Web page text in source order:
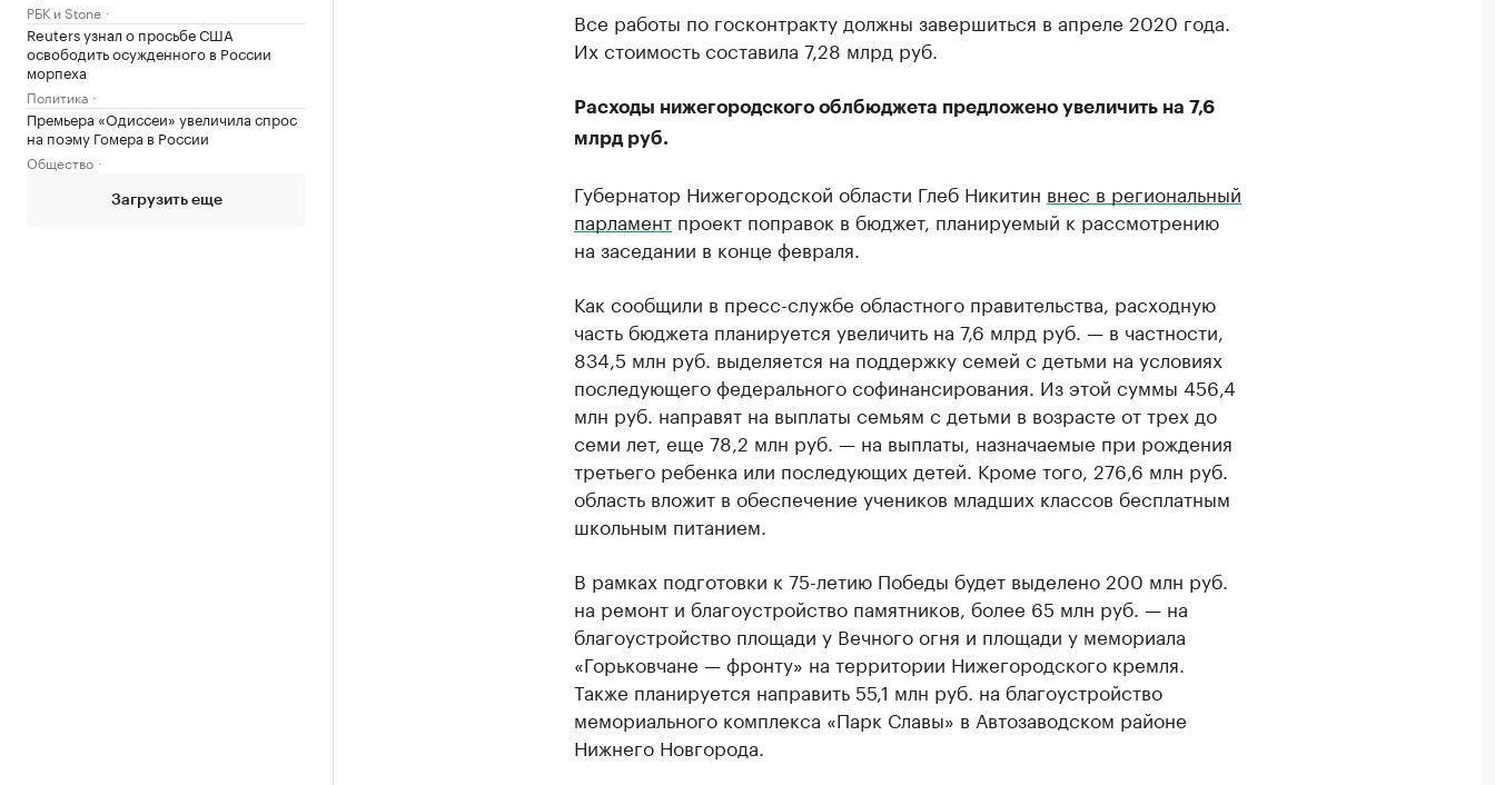
РБК и Stone
Reuters узнал о просьбе США
освободить осужденного в России
морпеха
Политика
Премьера «Одиссеи» увеличила спрос
на поэму Гомера в России
Общество
Загрузить еще
Все работы по госконтракту должны завершиться в апреле 2020 года.
Их стоимость составила 7,28 млрд руб.
Расходы нижегородского облбюджета предложено увеличить на 7,6
млрд руб.
Губернатор Нижегородской области Глеб Никитин внес в региональный
парламент проект поправок в бюджет, планируемый к рассмотрению
на заседании в конце февраля.
Как сообщили в пресс-службе областного правительства, расходную
часть бюджета планируется увеличить на 7,6 млрд руб. — в частности,
834,5 млн руб. выделяется на поддержку семей с детьми на условиях
последующего федерального софинансирования. Из этой суммы 456,4
млн руб. направят на выплаты семьям с детьми в возрасте от трех до
семи лет, еще 78,2 млн руб. — на выплаты, назначаемые при рождения
третьего ребенка или последующих детей. Кроме того, 276,6 млн руб.
область вложит в обеспечение учеников младших классов бесплатным
школьным питанием.
В рамках подготовки к 75-летию Победы будет выделено 200 млн руб.
на ремонт и благоустройство памятников, более 65 млн руб. — на
благоустройство площади у Вечного огня и площади у мемориала
«Горьковчане — фронту» на территории Нижегородского кремля.
Также планируется направить 55,1 млн руб. на благоустройство
мемориального комплекса «Парк Славы» в Автозаводском районе
Нижнего Новгорода.